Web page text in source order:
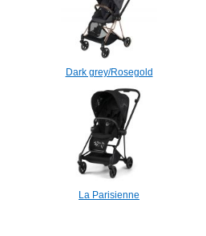
Dark grey/Rosegold
La Parisienne